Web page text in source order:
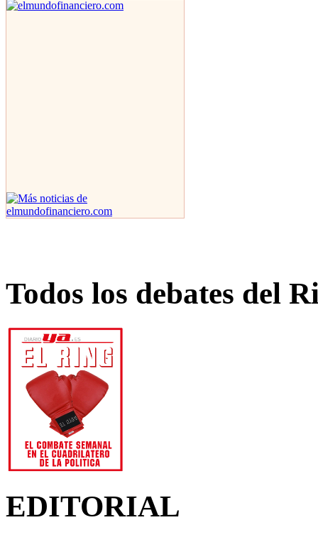
Todos los debates del
EDITORIAL